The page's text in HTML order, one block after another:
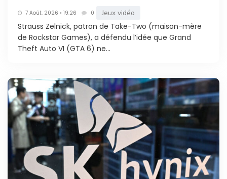
7 Août. 2026 • 19:26 0 Jeux vidéo
Strauss Zelnick, patron de Take-Two (maison-mère
de Rockstar Games), a défendu l’idée que Grand
Theft Auto VI (GTA 6) ne...